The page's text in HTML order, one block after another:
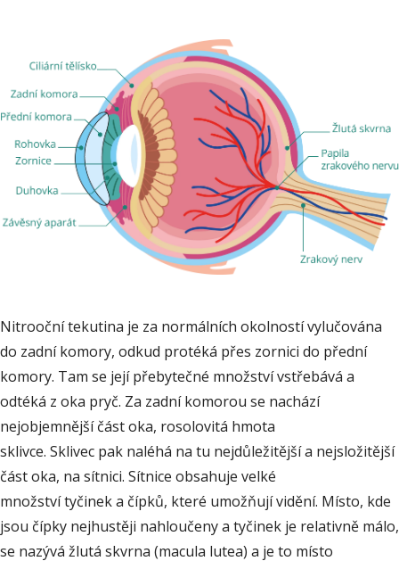
Nitrooční tekutina je za normálních okolností vylučována
do zadní komory, odkud protéká přes zornici do přední
komory. Tam se její přebytečné množství vstřebává a
odtéká z oka pryč. Za zadní komorou se nachází
nejobjemnější část oka, rosolovitá hmota
sklivce. Sklivec pak naléhá na tu nejdůležitější a nejsložitější
část oka, na sítnici. Sítnice obsahuje velké
množství tyčinek a čípků, které umožňují vidění. Místo, kde
jsou čípky nejhustěji nahloučeny a tyčinek je relativně málo,
se nazývá žlutá skvrna (macula lutea) a je to místo